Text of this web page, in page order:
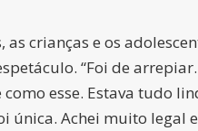
crianças e os
“Foi de arrepiar.
esse. Estava tudo
única. Achei muito legal